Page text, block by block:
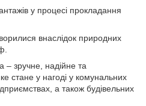
у процесі прокладання
внаслідок природних
зручне, надійне та
стане у нагоді у комунальних
а також будівельних